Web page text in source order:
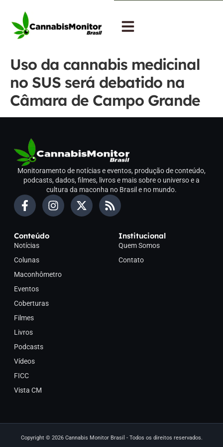
Uso da cannabis medicinal
no SUS será debatido na
Câmara de Campo Grande
Monitoramento de notícias e eventos, produção de conteúdo,
podcasts, dados, filmes, livros e mais sobre o universo e a
cultura da maconha no Brasil e no mundo.
Conteúdo
Notícias
Colunas
Maconhômetro
Eventos
Coberturas
Filmes
Livros
Podcasts
Vídeos
FICC
Vista CM
Institucional
Quem Somos
Contato
Copyright © 2026 Cannabis Monitor Brasil - Todos os direitos reservados.